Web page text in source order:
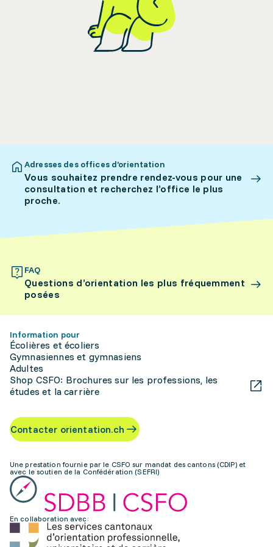
Adresses des offices d’orientation
Vous souhaitez prendre rendez-vous pour une
consultation et recherchez l’office le plus
proche.
FAQ
Questions d’orientation les plus fréquemment
posées
Information pour
Écolières et écoliers
Gymnasiennes et gymnasiens
Adultes
Shop CSFO: Brochures sur les professions, les
études et la carrière
Contacter orientation.ch
Une prestation fournie par le CSFO sur mandat des cantons (CDIP) et
avec le soutien de la Confédération (SEFRI)
En collaboration avec: